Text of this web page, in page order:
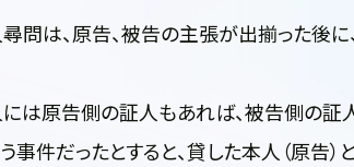
問は、原告、被告の主張が出揃った後
は原告側の証人もあれば、被告側の証
事件だったとすると、貸した本人（原告）